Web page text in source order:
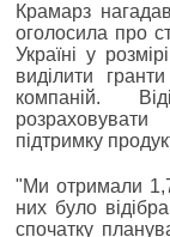
Крамарз
оголосила про
Україні у
виділити
компаній.
підтримку
"Ми отримали 1,7
них було
спочатку